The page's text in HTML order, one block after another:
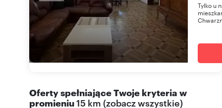
Tylko u
Oferty spełniające Twoje kryteria w
promieniu15 km (zobacz wszystkie)